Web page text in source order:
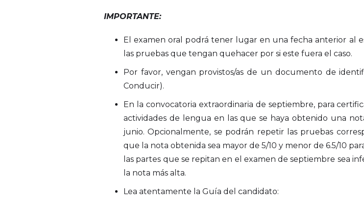
IMPORTANTE:
El examen oral podrá tener lugar en una fecha anterior al
las pruebas que tengan quehacer por si este fuera el caso.
Por favor, vengan provistos/as de un documento de
Conducir).
En la convocatoria extraordinaria de septiembre, para
actividades de lengua en las que se haya obtenido una
junio. Opcionalmente, se podrán repetir las pruebas
que la nota obtenida sea mayor de 5/10 y menor de 6.5/10
las partes que se repitan en el examen de septiembre sea
la nota más alta.
Lea atentamente la Guía del candidato: